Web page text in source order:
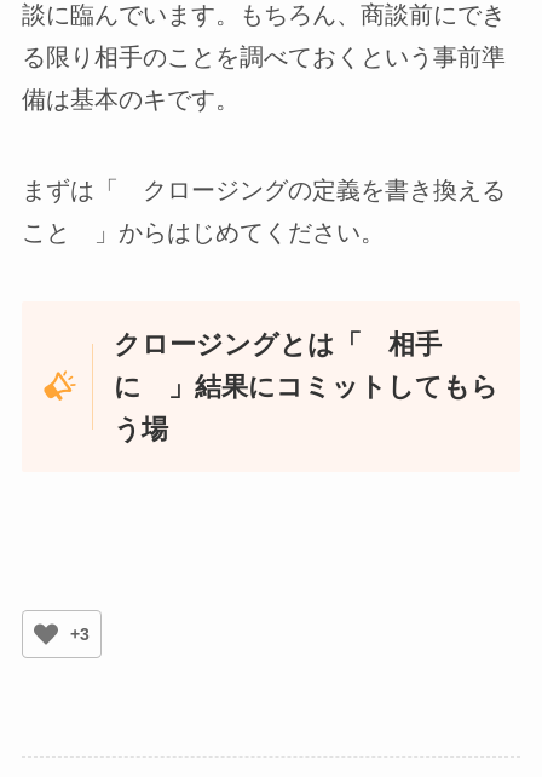
談に臨んでいます。もちろん、商談前にでき
る限り相手のことを調べておくという事前準
備は基本のキです。
まずは「 クロージングの定義を書き換える
こと 」からはじめてください。
クロージングとは「 相手
に 」結果にコミットしてもら
う場
+3